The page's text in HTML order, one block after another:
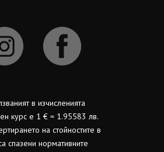
в изчисленията
курс е 1 € = 1.95583 лв.
на стойностите в
спазени нормативните